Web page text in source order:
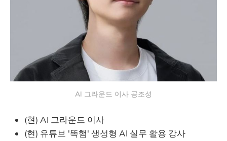
AI 그라운드 이사 공조성
(현) AI 그라운드 이사
(현) 유튜브 '똑햄' 생성형 AI 실무 활용 강사